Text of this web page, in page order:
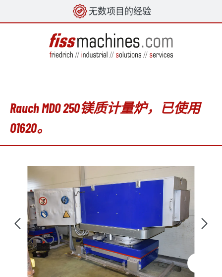
无数项目的经验
Rauch MDO 250镁质计量炉，已使用
O1620。